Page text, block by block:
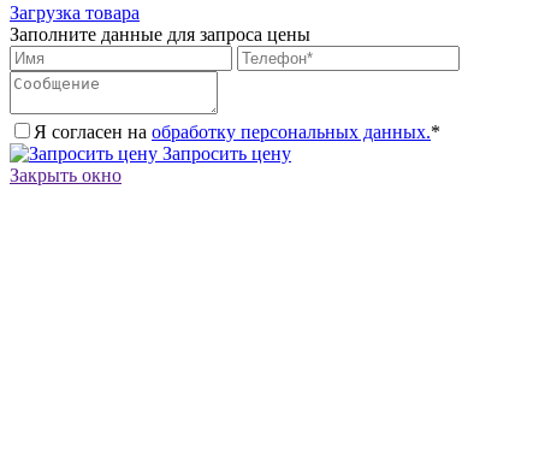
Загрузка товара
Заполните данные для запроса цены
Я согласен на обработку персональных данных.*
Запросить цену
Закрыть окно